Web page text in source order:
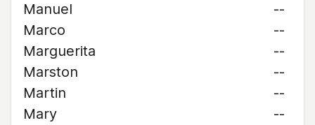
Manuel
--
Marco
--
Marguerita
--
Marston
--
Martin
--
Mary
--